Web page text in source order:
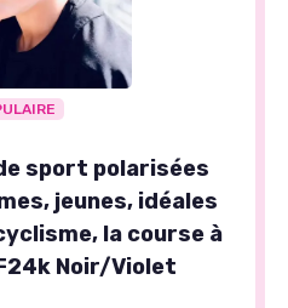
sport polarisées
jeunes, idéales
la course à
Noir/Violet